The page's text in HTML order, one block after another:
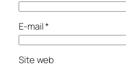
E-mail*
Site web